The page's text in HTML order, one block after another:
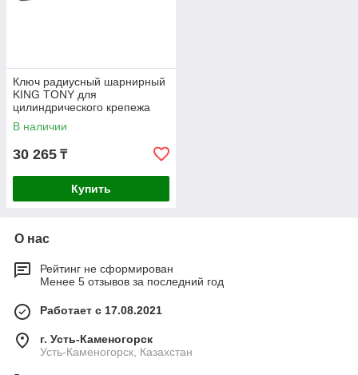
Ключ радиусный шарнирный
KING TONY для
цилиндрического крепежа
120-180мм 3641-I0
В наличии
30 265 ₸
Купить
О нас
Рейтинг не сформирован
Менее 5 отзывов за последний год
Работает с 17.08.2021
г. Усть-Каменогорск
Усть-Каменогорск, Казахстан